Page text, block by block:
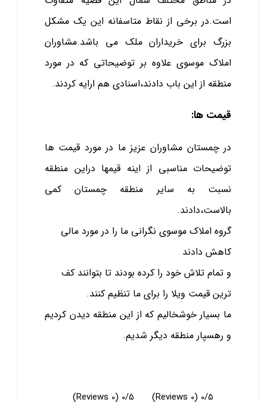
است.در برخی از نقاط متاسفانه این یک مشکل
بزرگ برای خریداران ملک می باشد.مشاوران
املاک موسوی علاوه بر توضیحاتی که در مورد
منطقه از این باب دادند،اسنادی هم ارايه کردند.
قیمت ها:
در چمستان مشاوران عزیز ما در مورد قیمت ها
توضیحات مناسبی از اینه قیمها دراین منطقه
نسبت به سایر منطقه چمستان کمی
بالاست،دادند.
گروه املاک موسوی نگرانی ما را در مورد مالی
کاهش دادند
و تمام تلاش خود را کرده بودند تا بتوانند کف
ترین قیمت ویلا را برای ما تنظیم کنند.
ما بسیار خوشخالیم که از این منطقه دیدن کردیم
و رهسپار منطقه دیگر شدیم.
0/5
(0 Reviews)
0/5
(0 Reviews)